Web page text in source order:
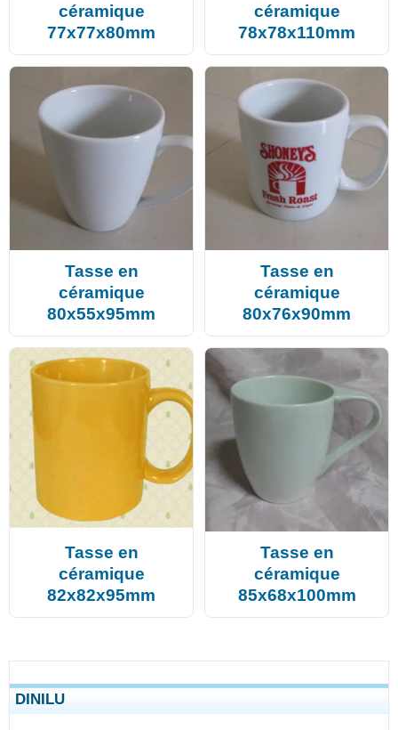
céramique
77x77x80mm
céramique
78x78x110mm
Tasse en
céramique
80x55x95mm
Tasse en
céramique
80x76x90mm
Tasse en
céramique
82x82x95mm
Tasse en
céramique
85x68x100mm
DINILU